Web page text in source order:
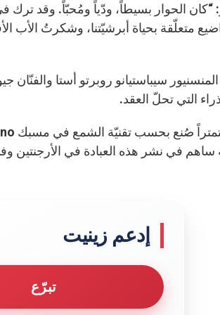
“كان الحوار بسيطاً، ودّياً ومُحبّاً. وقد ترك
متعلّقة بحياة أبرشيّتنا، وشكرتُ
سيباستيانو روبرتو أستا والفنّان
التي تحلّ العقد.
في نشر هذه العبادة في الأرجنتين وفي
إدعم زينيت
تبرّع